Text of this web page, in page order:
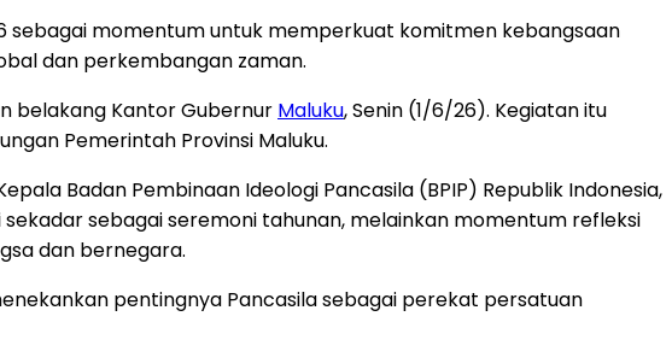
sebagai momentum untuk memperkuat komitmen kebangsaan
dan perkembangan zaman.
belakang Kantor Gubernur Maluku, Senin (1/6/26). Kegiatan itu
Pemerintah Provinsi Maluku.
Badan Pembinaan Ideologi Pancasila (BPIP) Republik Indonesia,
sebagai seremoni tahunan, melainkan momentum refleksi
dan bernegara.
pentingnya Pancasila sebagai perekat persatuan